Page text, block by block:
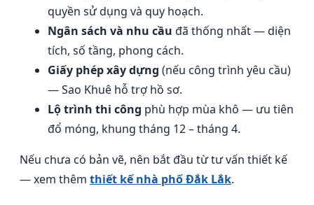
quyền sử dụng và quy hoạch.
Ngân sách và nhu cầu đã thống nhất — diện
tích, số tầng, phong cách.
Giấy phép xây dựng (nếu công trình yêu cầu)
— Sao Khuê hỗ trợ hồ sơ.
Lộ trình thi công phù hợp mùa khô — ưu tiên
đổ móng, khung tháng 12 – tháng 4.
Nếu chưa có bản vẽ, nên bắt đầu từ tư vấn thiết kế
— xem thêm thiết kế nhà phố Đắk Lắk.